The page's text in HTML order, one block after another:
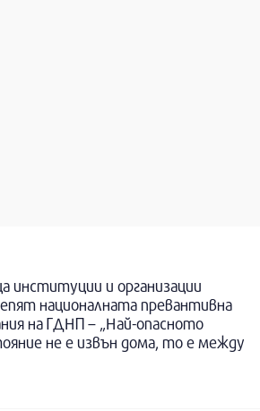
институции и организации
националната превантивна
на ГДНП – „Най-опасното
не е извън дома, то е между